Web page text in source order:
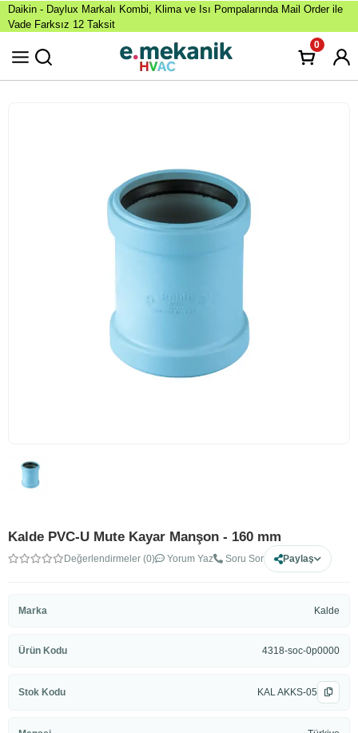
Daikin - Daylux Markalı Kombi, Klima ve Isı Pompalarında Mail Order ile
Vade Farksız 12 Taksit
0
Kalde PVC-U Mute Kayar Manşon - 160 mm
Değerlendirmeler (0) Yorum Yaz Soru Sor Paylaş
Marka Kalde
Ürün Kodu 4318-soc-0p0000
Stok Kodu KAL AKKS-05